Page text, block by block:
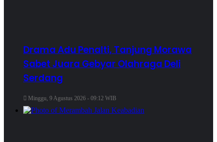
Drama Adu Penalti, Tanjung Morawa
Sabet Juara Gebyar Olahraga Deli
Serdang
Minggu, 9 Agustus 2026 - 09:12 WIB